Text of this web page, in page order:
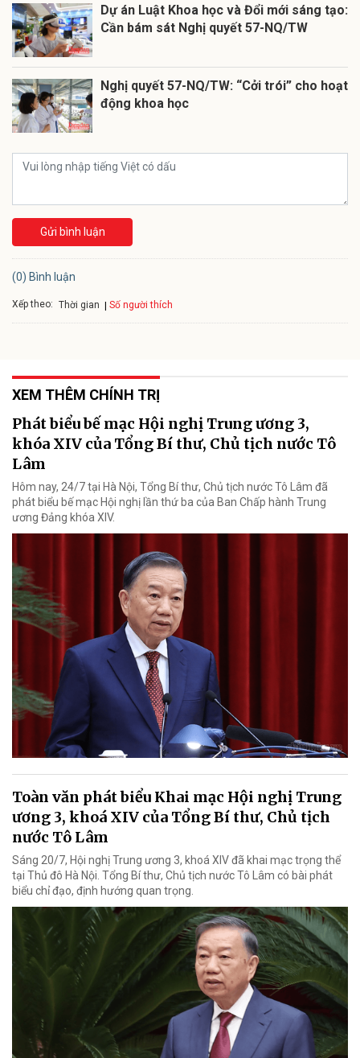
Dự án Luật Khoa học và Đổi mới sáng tạo:
Cần bám sát Nghị quyết 57-NQ/TW
Nghị quyết 57-NQ/TW: “Cởi trói” cho hoạt
động khoa học
Gửi bình luận
(0) Bình luận
Xếp theo: Thời gian Số người thích
XEM THÊM CHÍNH TRỊ
Phát biểu bế mạc Hội nghị Trung ương 3,
khóa XIV của Tổng Bí thư, Chủ tịch nước Tô
Lâm
Hôm nay, 24/7 tại Hà Nội, Tổng Bí thư, Chủ tịch nước Tô Lâm đã
phát biểu bế mạc Hội nghị lần thứ ba của Ban Chấp hành Trung
ương Đảng khóa XIV.
Toàn văn phát biểu Khai mạc Hội nghị Trung
ương 3, khoá XIV của Tổng Bí thư, Chủ tịch
nước Tô Lâm
Sáng 20/7, Hội nghị Trung ương 3, khoá XIV đã khai mạc trọng thể
tại Thủ đô Hà Nội. Tổng Bí thư, Chủ tịch nước Tô Lâm có bài phát
biểu chỉ đạo, định hướng quan trọng.